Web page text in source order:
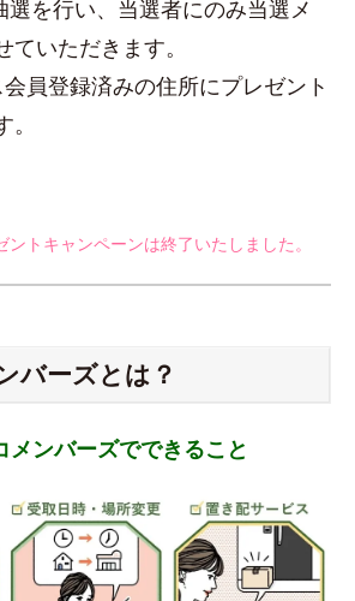
選を行い、当選者にのみ当選メ
いただきます。
員登録済みの住所にプレゼント
トキャンペーンは終了いたしました。
バーズとは？
メンバーズでできること